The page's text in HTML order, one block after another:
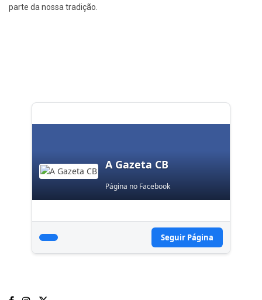
parte da nossa tradição.
A Gazeta CB
Página no Facebook
Seguir Página